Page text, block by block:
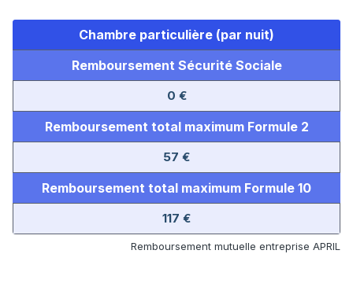
Chambre particulière (par nuit)
Remboursement Sécurité Sociale
0 €
Remboursement total maximum Formule 2
57 €
Remboursement total maximum Formule 10
117 €
Remboursement mutuelle entreprise APRIL